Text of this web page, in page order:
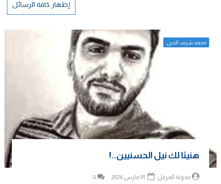
إظهار كافة الرسائل
محمد شرف الدين
هنيئا لك نيل الحسنيين..!
مدونة المرجل 0